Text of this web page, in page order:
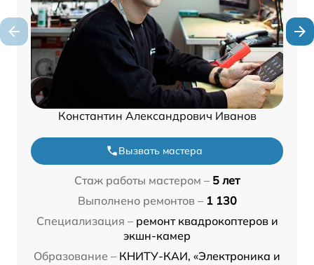
Константин Александрович Иванов
Вызвать мастера
Стаж работы мастером – 5 лет
Выполнено ремонтов – 1 130
Специализация – ремонт квадрокоптеров и
экшн-камер
Образование – КНИТУ-КАИ, «Электроника и